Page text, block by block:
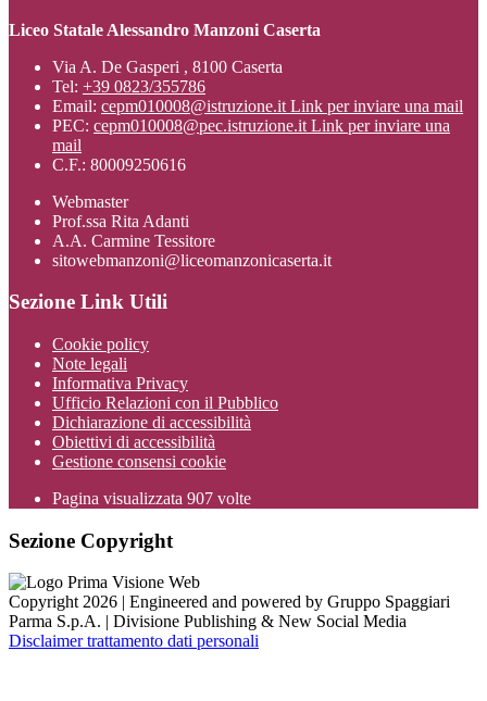
Liceo Statale Alessandro Manzoni Caserta
Via A. De Gasperi , 8100 Caserta
Tel: +39 0823/355786
Email: cepm010008@istruzione.it Link per inviare una mail
PEC: cepm010008@pec.istruzione.it Link per inviare una
mail
C.F.: 80009250616
Webmaster
Prof.ssa Rita Adanti
A.A. Carmine Tessitore
sitowebmanzoni@liceomanzonicaserta.it
Sezione Link Utili
Cookie policy
Note legali
Informativa Privacy
Ufficio Relazioni con il Pubblico
Dichiarazione di accessibilità
Obiettivi di accessibilità
Gestione consensi cookie
Pagina visualizzata 907 volte
Sezione Copyright
Copyright 2026 | Engineered and powered by Gruppo Spaggiari
Parma S.p.A. | Divisione Publishing & New Social Media
Disclaimer trattamento dati personali